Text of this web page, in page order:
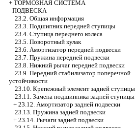
+ ТОРМОЗНАЯ СИСТЕМА
- ПОДВЕСКА
23.2. Общая информация
23.3. Подшипник передней ступицы
23.4. Ступица переднего колеса
23.5. Поворотный кулак
23.6. Амортизатор передней подвески
23.7. Пружина передней подвески
23.8. Нижний рычаг передней подвески
23.9. Передний стабилизатор поперечной
устойчивости
23.10. Крепежный элемент задней ступицы
23.11. Замена подшипника задней ступицы
+ 23.12. Амортизатор задней подвески
23.13. Пружина задней подвески
+ 23.14. Рычаги задней подвески